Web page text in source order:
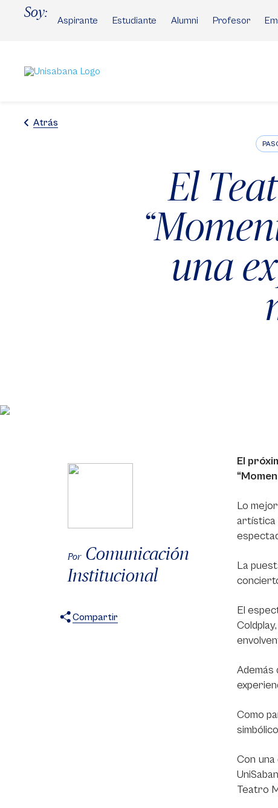
Soy:
Aspirante Estudiante Alumni Profesor
Atrás
El
una
Por Comunicación
Institucional
Compartir
El
Lo
artística
La
El
Como
Con
Teatro